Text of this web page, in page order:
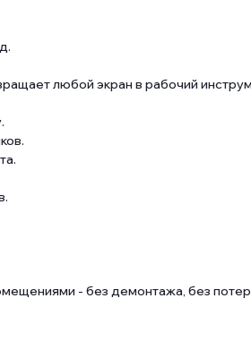
любой экран в рабочий
- без демонтажа, без